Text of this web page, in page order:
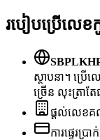
របៀបប្រើលេខ
ស្ថាបនា។ ប្រើល
ច្រើន លុះត្រាត
ផ្តល់លេខគណ
ការផ្ទេរប្